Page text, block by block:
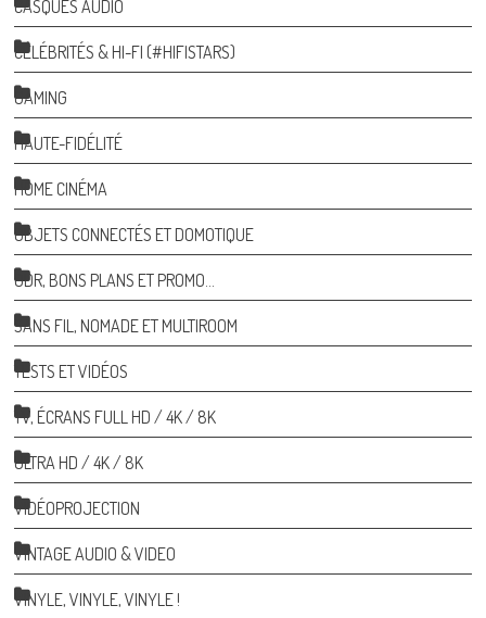
CASQUES AUDIO
CÉLÉBRITÉS & HI-FI (#HIFISTARS)
GAMING
HAUTE-FIDÉLITÉ
HOME CINÉMA
OBJETS CONNECTÉS ET DOMOTIQUE
ODR, BONS PLANS ET PROMO…
SANS FIL, NOMADE ET MULTIROOM
TESTS ET VIDÉOS
TV, ÉCRANS FULL HD / 4K / 8K
ULTRA HD / 4K / 8K
VIDÉOPROJECTION
VINTAGE AUDIO & VIDEO
VINYLE, VINYLE, VINYLE !